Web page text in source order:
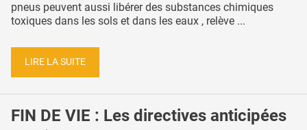
pneus peuvent aussi libérer des substances chimiques
toxiques dans les sols et dans les eaux , relève ...
LIRE LA SUITE
FIN DE VIE : Les directives anticipées